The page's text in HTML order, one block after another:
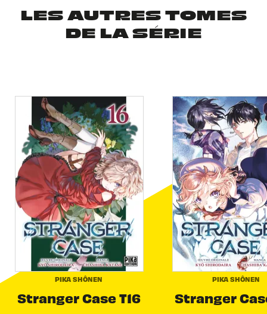
LES AUTRES TOMES
DE LA SÉRIE
PIKA SHÔNEN
Stranger Case T16
PIKA SHÔNEN
Stranger